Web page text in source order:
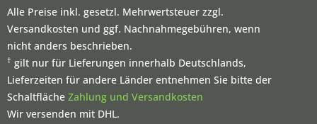
Alle Preise inkl. gesetzl. Mehrwertsteuer zzgl.
Versandkosten und ggf. Nachnahmegebühren, wenn
nicht anders beschrieben.
† gilt nur für Lieferungen innerhalb Deutschlands,
Lieferzeiten für andere Länder entnehmen Sie bitte der
Schaltfläche Zahlung und Versandkosten
Wir versenden mit DHL.